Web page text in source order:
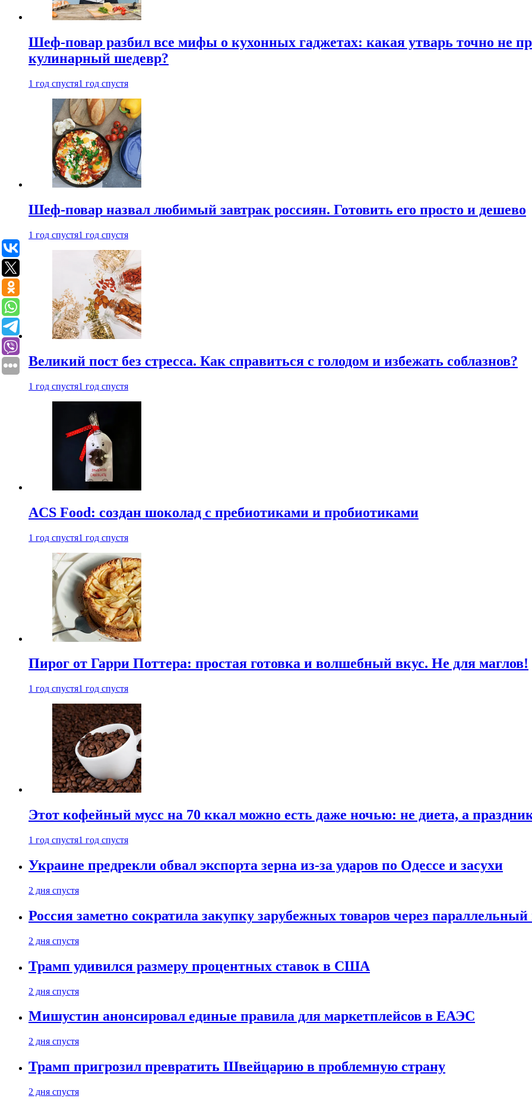
Шеф-повар разбил все мифы о кухонных гаджетах: какая утварь точно не
кулинарный шедевр?
1 год спустя1 год спустя
Шеф-повар назвал любимый завтрак россиян. Готовить его просто и дешево
1 год спустя1 год спустя
Великий пост без стресса. Как справиться с голодом и избежать соблазнов?
1 год спустя1 год спустя
ACS Food: создан шоколад с пребиотиками и пробиотиками
1 год спустя1 год спустя
Пирог от Гарри Поттера: простая готовка и волшебный вкус. Не для маглов!
1 год спустя1 год спустя
Этот кофейный мусс на 70 ккал можно есть даже ночью: не диета, а
1 год спустя1 год спустя
Украине предрекли обвал экспорта зерна из-за ударов по Одессе и засухи
2 дня спустя
Россия заметно сократила закупку зарубежных товаров через
2 дня спустя
Трамп удивился размеру процентных ставок в США
2 дня спустя
Мишустин анонсировал единые правила для маркетплейсов в ЕАЭС
2 дня спустя
Трамп пригрозил превратить Швейцарию в проблемную страну
2 дня спустя